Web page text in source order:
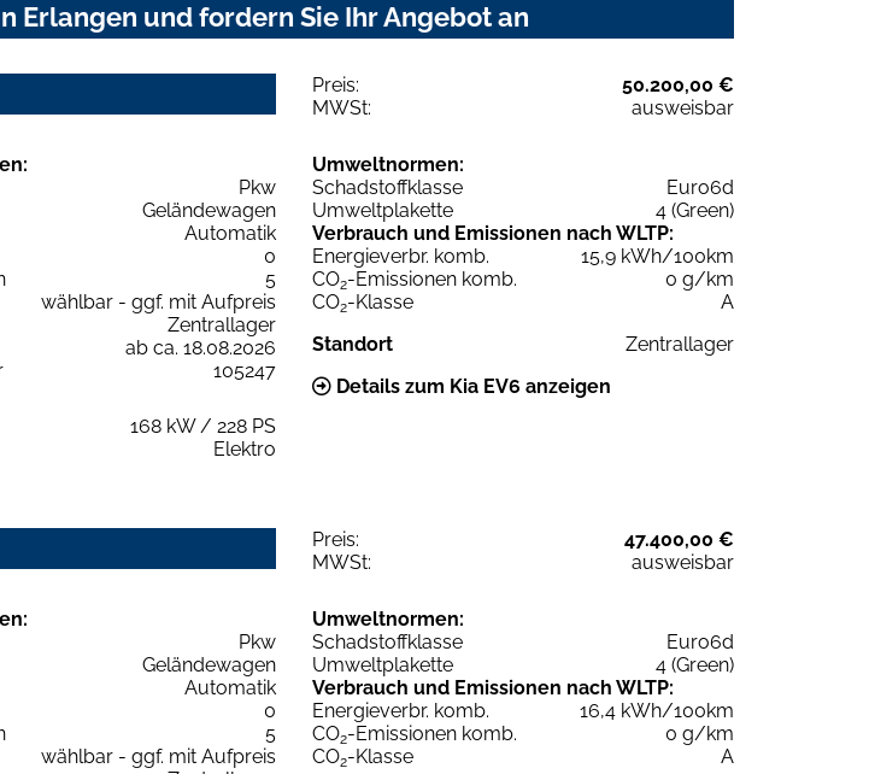
Erlangen und fordern Sie Ihr Angebot an
Preis:
50.200,00 €
MWSt:
ausweisbar
Pkw
Geländewagen
Automatik
0
5
wählbar - ggf. mit Aufpreis
Zentrallager
ab ca. 18.08.2026
105247
168 kW / 228 PS
Elektro
Umweltnormen:
Schadstoffklasse
Euro6d
Umweltplakette
4 (Green)
Verbrauch und Emissionen nach WLTP:
Energieverbr. komb.
15,9 kWh/100km
CO2-Emissionen komb.
0 g/km
CO2-Klasse
A
Standort
Zentrallager
Details zum Kia EV6 anzeigen
Preis:
47.400,00 €
MWSt:
ausweisbar
Pkw
Geländewagen
Automatik
0
5
wählbar - ggf. mit Aufpreis
Umweltnormen:
Schadstoffklasse
Euro6d
Umweltplakette
4 (Green)
Verbrauch und Emissionen nach WLTP:
Energieverbr. komb.
16,4 kWh/100km
CO2-Emissionen komb.
0 g/km
CO2-Klasse
A